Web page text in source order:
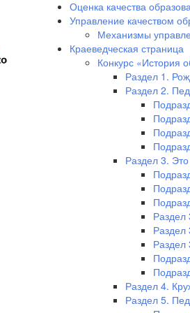
Оценка качества
Управление качеством
Механизмы
Краеведческая страница
Конкурс «История
Раздел 1.
Раздел 2.
Раздел 3.
Раздел
Раздел
Раздел
Раздел 4.
Раздел 5.